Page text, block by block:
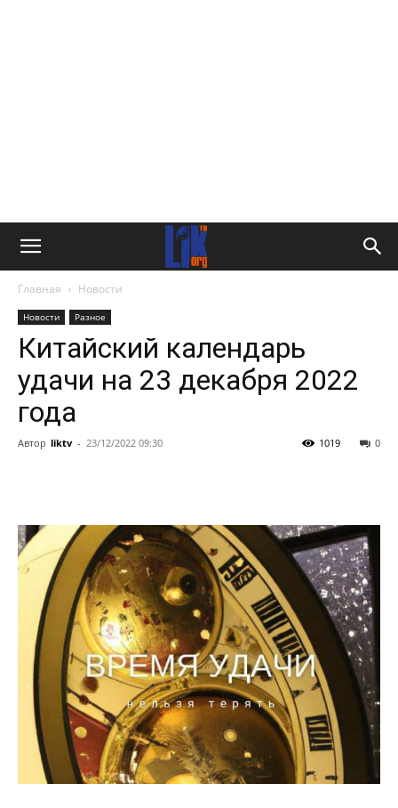
Главная Новости
Новости Разное
Китайский календарь
удачи на 23 декабря 2022
года
Автор liktv - 23/12/2022 09:30 0
1019